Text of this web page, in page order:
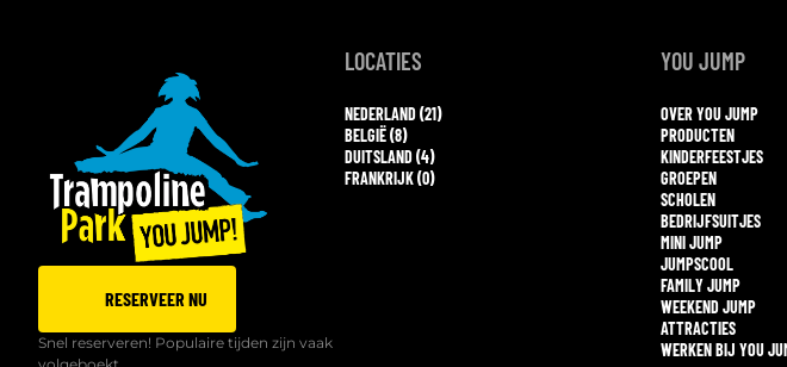
RESERVEER NU
Snel reserveren! Populaire tijden zijn vaak
LOCATIES
NEDERLAND (21)
BELGIË (8)
DUITSLAND (4)
FRANKRIJK (0)
YOU JUMP
OVER YOU JUMP
PRODUCTEN
KINDERFEESTJES
GROEPEN
SCHOLEN
BEDRIJFSUITJES
MINI JUMP
JUMPSCOOL
FAMILY JUMP
WEEKEND JUMP
ATTRACTIES
WERKEN BIJ YOU